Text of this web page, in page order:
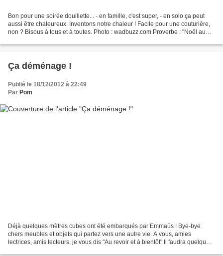
Bon pour une soirée douillette... - en famille, c'est super, - en solo ça peut
aussi être chaleureux. Inventons notre chaleur ! Facile pour une couturière,
non ? Bisous à tous et à toutes. Photo : wadbuzz.com Proverbe : "Noël au
Ça déménage !
Publié le 18/12/2012 à 22:49
Par Pom
Déjà quelques mètres cubes ont été embarqués par Emmaüs ! Bye-bye
chers meubles et objets qui partez vers une autre vie. A vous, amies
lectrices, amis lecteurs, je vous dis "Au revoir et à bientôt" Il faudra quelques